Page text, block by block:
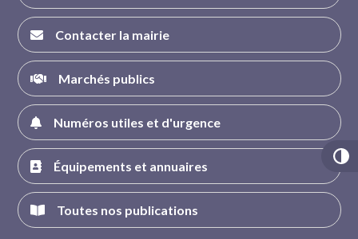
Contacter la mairie
Marchés publics
Numéros utiles et d'urgence
Équipements et annuaires
Toutes nos publications